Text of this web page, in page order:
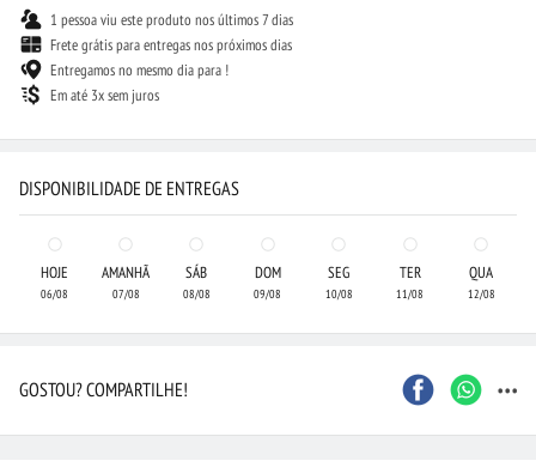
1 pessoa viu este produto nos últimos 7 dias
Frete grátis para entregas nos próximos dias
Entregamos no mesmo dia para !
Em até 3x sem juros
DISPONIBILIDADE DE ENTREGAS
HOJE
06/08
AMANHÃ
07/08
SÁB
08/08
DOM
09/08
SEG
10/08
TER
11/08
QUA
12/08
GOSTOU? COMPARTILHE! ...